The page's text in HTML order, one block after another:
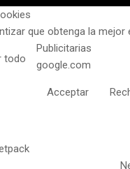
que obtenga la
todo
Publicitarias
google.com
Acceptar